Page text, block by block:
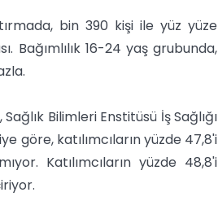
bin 390 kişi ile yüz yüze
Bağımlılık 16-24 yaş grubunda,
Bilimleri Enstitüsü İş Sağlığı
göre, katılımcıların yüzde 47,8'i
Katılımcıların yüzde 48,8'i